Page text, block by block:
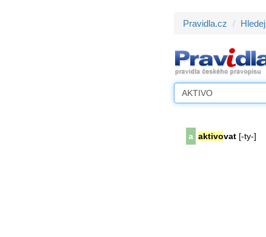
Pravidla.cz Hledej
a aktivovat [-ty-]